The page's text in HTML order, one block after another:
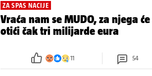
ZA SPAS NACIJE
Vraća nam se MUDO, za njega će
otići čak tri milijarde eura
11 54